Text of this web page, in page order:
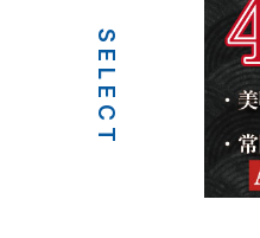
SELECT